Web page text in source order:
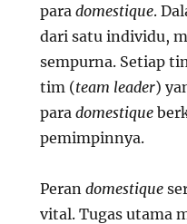
para domestique.
dari satu individu,
sempurna. Setiap
tim (team leader)
para domestique
pemimpinnya.
Peran domestique
vital. Tugas utama